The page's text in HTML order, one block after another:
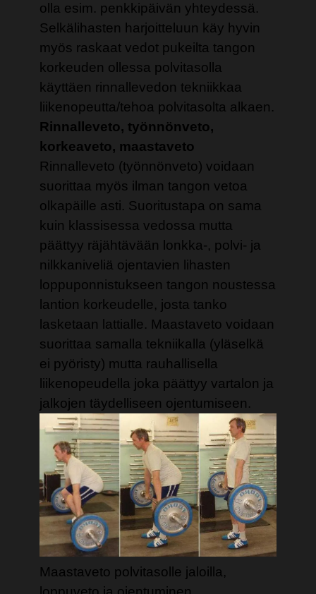
olla esim. penkkipäivän yhteydessä.
Selkälihasten harjoitteluun käy hyvin
myös raskaat vedot pukeilta tangon
korkeuden ollessa polvitasolla
käyttäen rinnallevedon tekniikkaa
liikenopeutta/tehoa polvitasolta alkaen.
Rinnalleveto, työnnönveto,
korkeaveto, maastaveto
Rinnalleveto (työnnönveto) voidaan
suorittaa myös ilman tangon vetoa
olkapäille asti. Suoritustapa on sama
kuin klassisessa vedossa mutta
päättyy räjähtävään lonkka-, polvi- ja
nilkkaniveliä ojentavien lihasten
loppuponnistukseen tangon noustessa
lantion korkeudelle, josta tanko
lasketaan lattialle. Maastaveto voidaan
suorittaa samalla tekniikalla (yläselkä
ei pyöristy) mutta rauhallisella
liikenopeudella joka päättyy vartalon ja
jalkojen täydelliseen ojentumiseen.
Maastaveto polvitasolle jaloilla,